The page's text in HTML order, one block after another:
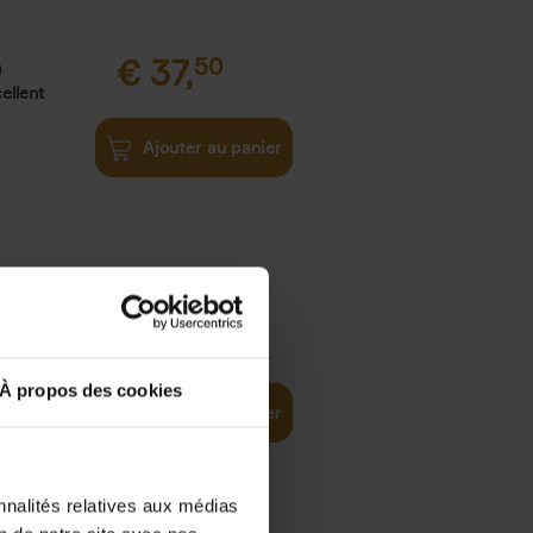
À propos des cookies
relatives aux médias
€ 37,50
Ajouter au panier
world 29,99
Ajouter au panier